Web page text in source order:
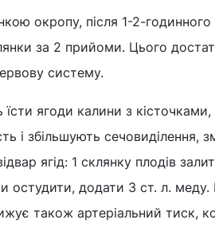
окропу, після 1-2-годинного
за 2 прийоми. Цього
систему.
ягоди калини з
і збільшують сечовиділення,
ягід: 1 склянку плодів
остудити, додати 3 ст. л.
також артеріальний тиск,